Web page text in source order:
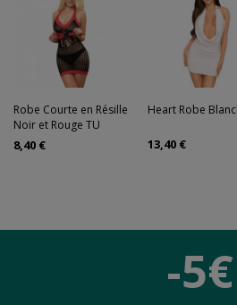
Robe Courte en Résille
Noir et Rouge TU
8,40 €
Heart Robe
13,40 €
-5€